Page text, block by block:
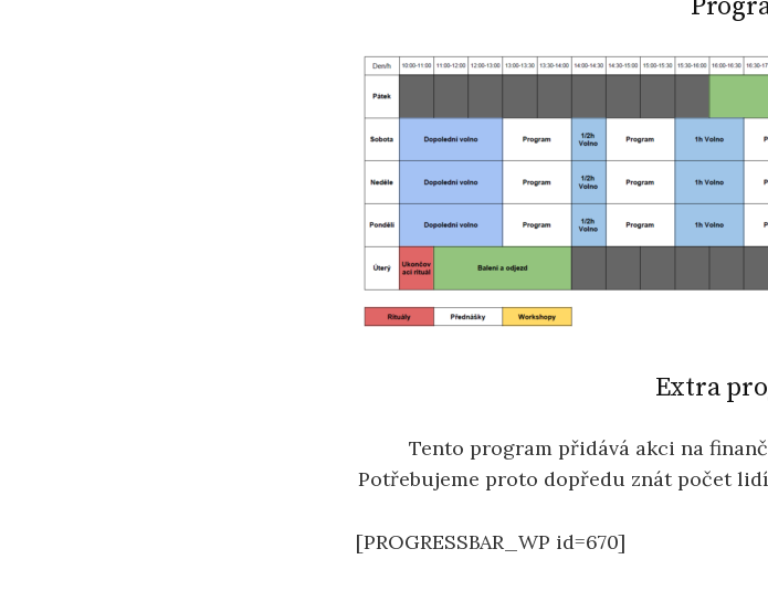
Extra
Tento program přidává akci na
Potřebujeme proto dopředu znát počet
[PROGRESSBAR_WP id=670]